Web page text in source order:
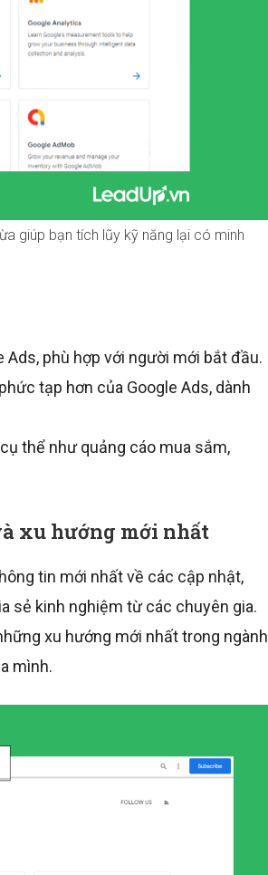
giúp bạn tích lũy kỹ năng lại có minh
Ads, phù hợp với người mới bắt đầu.
tạp hơn của Google Ads, dành
thể như quảng cáo mua sắm,
xu hướng mới nhất
tin mới nhất về các cập nhật,
sẻ kinh nghiệm từ các chuyên gia.
xu hướng mới nhất trong ngành
mình.